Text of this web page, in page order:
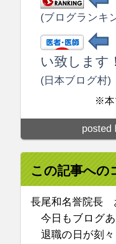
(ブログランキ
い致します！
(日本ブログ村)
※本
posted
この記事への
長尾和名誉院長
今日もブログ
退職の日が刻